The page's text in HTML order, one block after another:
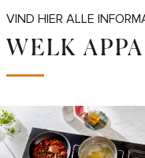
VIND HIER ALLE
WELK